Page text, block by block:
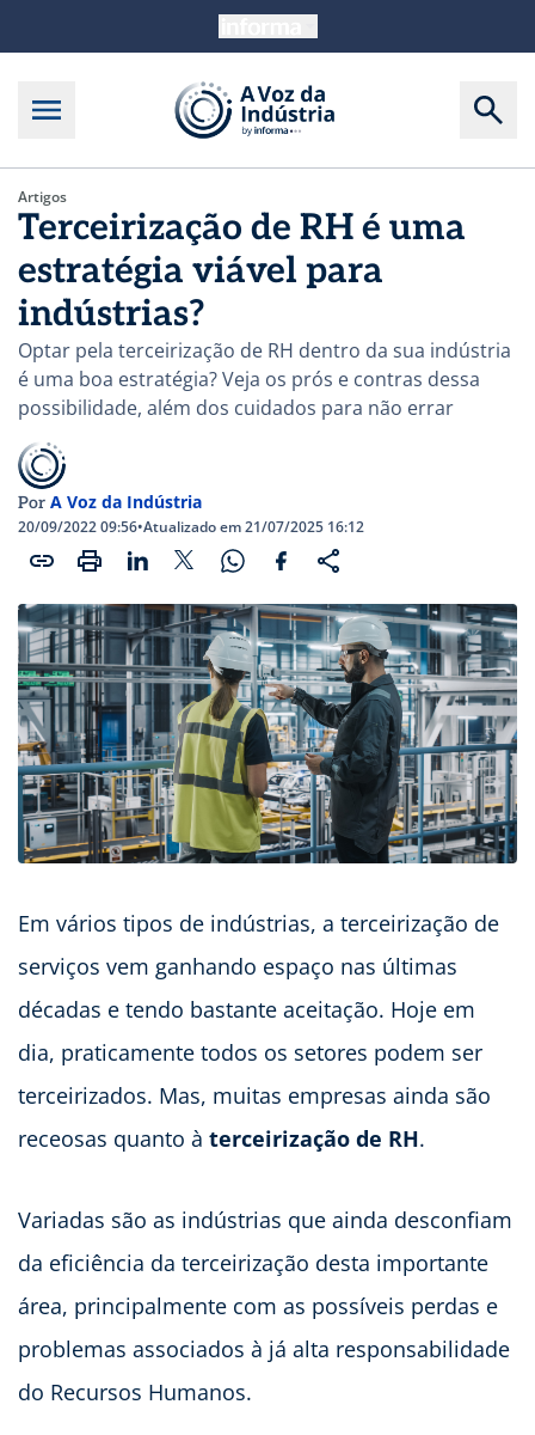
Artigos
Terceirização de RH é uma
estratégia viável para
indústrias?
Optar pela terceirização de RH dentro da sua indústria
é uma boa estratégia? Veja os prós e contras dessa
possibilidade, além dos cuidados para não errar
Por A Voz da Indústria
20/09/2022 09:56•Atualizado em 21/07/2025 16:12
Em vários tipos de indústrias, a terceirização de
serviços vem ganhando espaço nas últimas
décadas e tendo bastante aceitação. Hoje em
dia, praticamente todos os setores podem ser
terceirizados. Mas, muitas empresas ainda são
receosas quanto à terceirização de RH.
Variadas são as indústrias que ainda desconfiam
da eficiência da terceirização desta importante
área, principalmente com as possíveis perdas e
problemas associados à já alta responsabilidade
do Recursos Humanos.